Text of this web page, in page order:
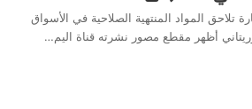
تلاحق المواد المنتهية الصلاحية في الأسواق
أظهر مقطع مصور نشرته قناة اليم…